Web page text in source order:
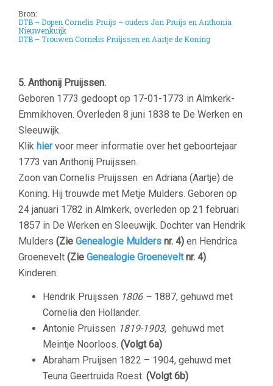
Bron:
DTB – Dopen Cornelis Pruijs – ouders Jan Pruijs en Anthonia
Nieuwenkuijk
DTB – Trouwen Cornelis Pruijssen en Aartje de Koning
5. Anthonij Pruijssen.
Geboren 1773 gedoopt op 17-01-1773 in Almkerk-
Emmikhoven. Overleden 8 juni 1838 te De Werken en
Sleeuwijk.
Klik hiervoor meer informatie over het geboortejaar
1773 van Anthonij Pruijssen.
Zoon van Cornelis Pruijssen en Adriana (Aartje) de
Koning. Hij trouwde met Metje Mulders. Geboren op
24 januari 1782 in Almkerk, overleden op 21 februari
1857 in De Werken en Sleeuwijk. Dochter van Hendrik
Mulders (Zie Genealogie Mulders nr. 4) en Hendrica
Groenevelt (Zie Genealogie Groeneveltnr. 4).
Kinderen:
Hendrik Pruijssen 1806 – 1887, gehuwd met
Cornelia den Hollander.
Antonie Pruissen 1819-1903, gehuwd met
Meintje Noorloos. (Volgt 6a)
Abraham Pruijsen 1822 – 1904, gehuwd met
Teuna Geertruida Roest. (Volgt 6b)